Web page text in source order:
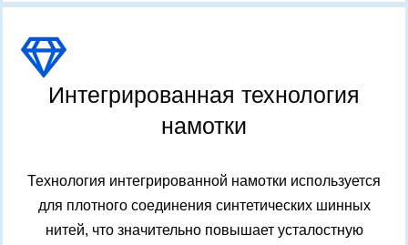
Интегрированная технология
намотки
Технология интегрированной намотки используется
для плотного соединения синтетических шинных
нитей, что значительно повышает усталостную